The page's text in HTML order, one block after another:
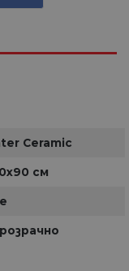
Ceramic
см